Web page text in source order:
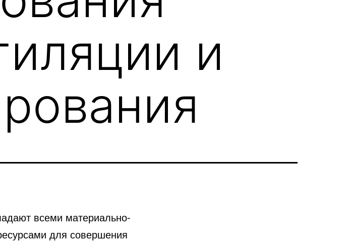
и
всеми материально-
для совершения